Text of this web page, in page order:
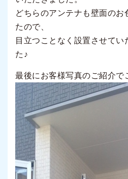
どちらのアンテナも壁面のお
たので、
目立つことなく設置させてい
た♪
最後にお客様写真のご紹介で